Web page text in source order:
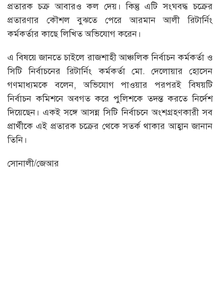
প্রতারক চক্র আবারও কল দেয়। কিন্তু এটি সংঘবদ্ধ চক্রের
প্রতারণার কৌশল বুঝতে পেরে আরমান আলী রিটার্নিং
কর্মকর্তার কাছে লিখিত অভিযোগ করেন।
এ বিষয়ে জানতে চাইলে রাজশাহী আঞ্চলিক নির্বাচন কর্মকর্তা ও
সিটি নির্বাচনের রিটার্নিং কর্মকর্তা মো. দেলোয়ার হোসেন
গণমাধ্যমকে বলেন, অভিযোগ পাওয়ার পরপরই বিষয়টি
নির্বাচন কমিশনে অবগত করে পুলিশকে তদন্ত করতে নির্দেশ
দিয়েছেন। একই সঙ্গে আসন্ন সিটি নির্বাচনে অংশগ্রহণকারী সব
প্রার্থীকে এই প্রতারক চক্রের থেকে সতর্ক থাকার আহ্বান জানান
তিনি।
সোনালী/জেআর